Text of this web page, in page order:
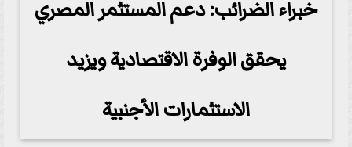
خبراء الضرائب: دعم المستثمر المصري
يحقق الوفرة الاقتصادية ويزيد
الاستثمارات الأجنبية